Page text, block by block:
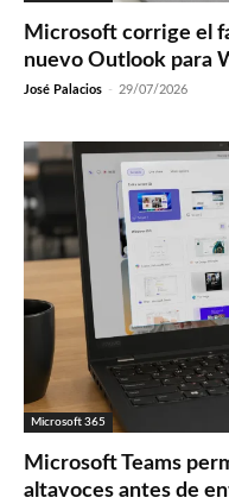
Microsoft corrige el
nuevo Outlook para
José Palacios - 29/07/2026
Microsoft 365
Microsoft Teams
altavoces antes de